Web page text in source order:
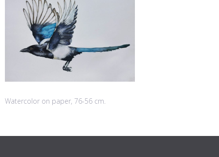
Watercolor on paper, 76-56 cm.